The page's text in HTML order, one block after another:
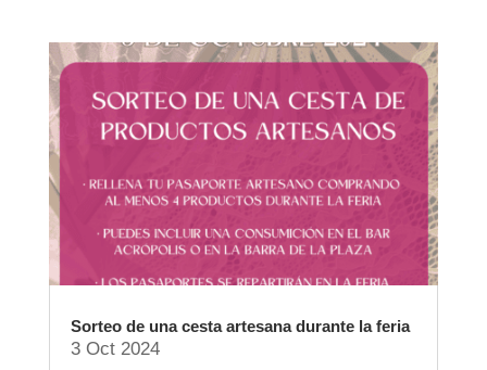
Sorteo de una cesta artesana durante la feria
3 Oct 2024